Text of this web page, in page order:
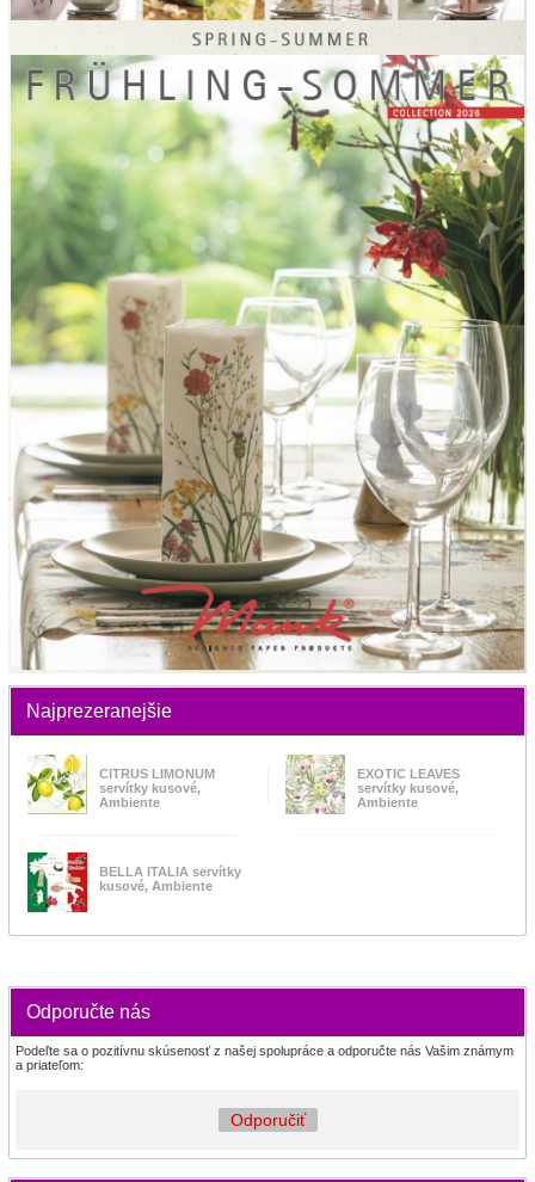
Najprezeranejšie
CITRUS LIMONUM
servítky kusové,
Ambiente
EXOTIC LEAVES
servítky kusové,
Ambiente
BELLA ITALIA servítky
kusové, Ambiente
Odporučte nás
Podeľte sa o pozitívnu skúsenosť z našej spolupráce a odporučte nás Vašim známym
a priateľom:
Odporučiť